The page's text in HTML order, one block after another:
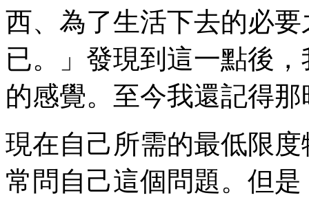
西、為了生活下去的必
已。」發現到這一點後
的感覺。至今我還記得
現在自己所需的最低限
常問自己這個問題。但